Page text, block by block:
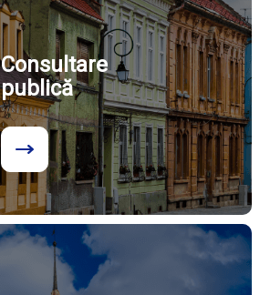
Consultare
publică